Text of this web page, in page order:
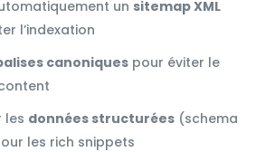
un sitemap XML
l’indexation
canoniquespour éviter le
les données structurées(schema
les rich snippets